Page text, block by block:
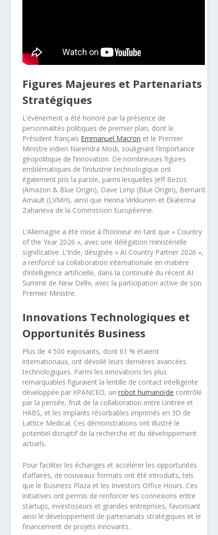
Figures Majeures et Partenariats
Stratégiques
L’événement a été honoré par la présence de
personnalités politiques de premier plan, dont le
Président français Emmanuel Macron et le Premier
Ministre indien Narendra Modi, soulignant l’importance
géopolitique de l’innovation. De nombreuses figures
emblématiques de l’industrie technologique ont
également pris la parole, parmi lesquelles Jeff Bezos
(Amazon & Blue Origin), Dave Limp (Blue Origin), Bernard
Arnault (LVMH), ainsi que Henna Virkkunen et Ekaterina
Zaharieva de la Commission Européenne.
L’Allemagne a été mise à l’honneur en tant que « Country
of the Year 2026 », avec une délégation ministérielle
significative. L’Inde, désignée « AI Country Partner 2026 »,
a renforcé sa collaboration internationale en matière
d’intelligence artificielle, dans la continuité du récent AI
Summit de New Delhi, avec la participation active de son
Premier Ministre.
Innovations Technologiques et
Opportunités Business
Plus de 4 500 exposants, dont 61 % étaient
internationaux, ont dévoilé leurs dernières avancées
technologiques. Parmi les innovations les plus
remarquables figuraient la lentille de contact intelligente
développée par XPANCEO, unrobot humanoïde contrôlé
par la pensée, fruit de la collaboration entre Unitree et
HABS, et les implants résorbables imprimés en 3D de
Lattice Medical. Ces démonstrations ont illustré le
potentiel disruptif de la recherche et du développement
actuels.
Pour faciliter les échanges et accélérer les opportunités
d’affaires, de nouveaux formats ont été introduits, tels
que le Business Plaza et les Investors Office Hours. Ces
initiatives ont permis de renforcer les connexions entre
startups, investisseurs et grandes entreprises, favorisant
ainsi le développement de partenariats stratégiques et le
financement de projets innovants.